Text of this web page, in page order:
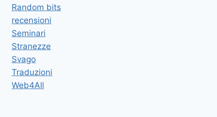
Random bits
recensioni
Seminari
Stranezze
Svago
Traduzioni
Web4All